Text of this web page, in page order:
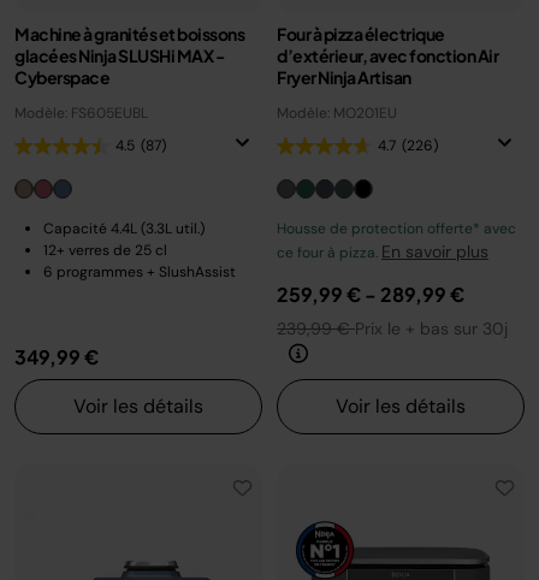
Machine à granités et boissons
glacées Ninja SLUSHi MAX -
Cyberspace
Modèle: FS605EUBL
4.5 (87)
Capacité 4.4L (3.3L util.)
12+ verres de 25 cl
6 programmes + SlushAssist
349,99 €
Voir les détails
Four à pizza électrique
d’extérieur, avec fonction Air
Fryer Ninja Artisan
Modèle: MO201EU
4.7 (226)
Housse de protection offerte* avec
ce four à pizza. En savoir plus
259,99 €- 289,99 €
239,99 €Prix le + bas sur 30j
Voir les détails